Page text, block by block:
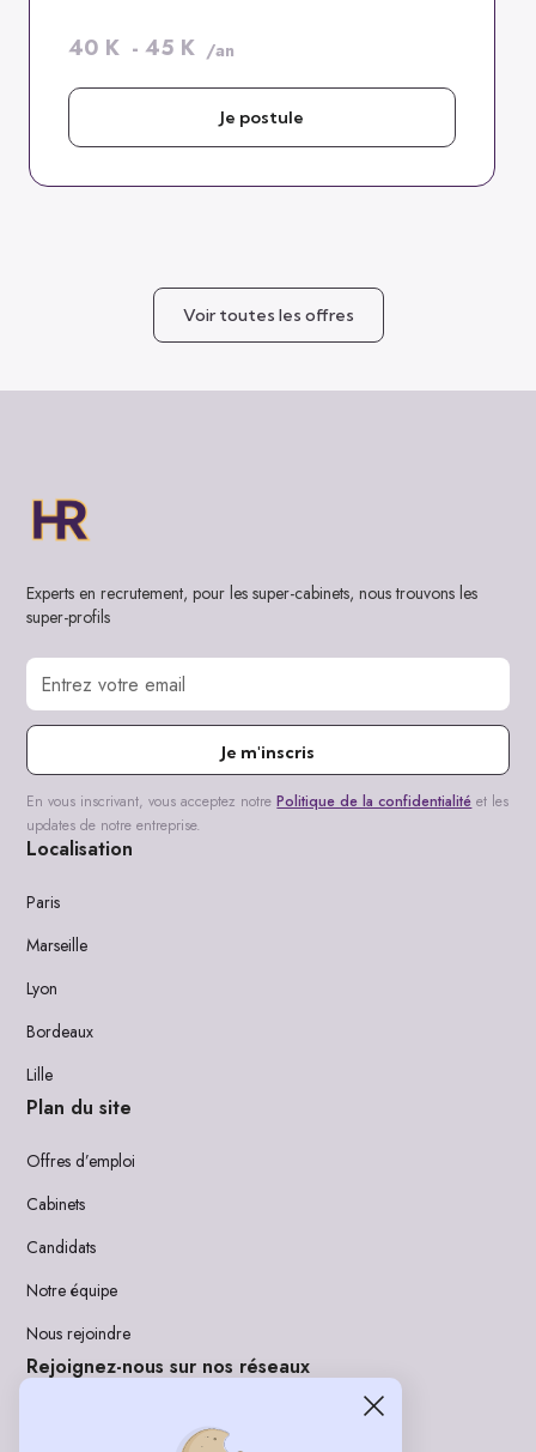
40 K - 45 K /an
Je postule
Voir toutes les offres
Experts en recrutement, pour les super-cabinets, nous trouvons les
super-profils
Je m'inscris
En vous inscrivant, vous acceptez notrePolitique de la confidentialité et les
updates de notre entreprise.
Localisation
Paris
Marseille
Lyon
Bordeaux
Lille
Plan du site
Offres d’emploi
Cabinets
Candidats
Notre équipe
Nous rejoindre
Rejoignez-nous sur nos réseaux